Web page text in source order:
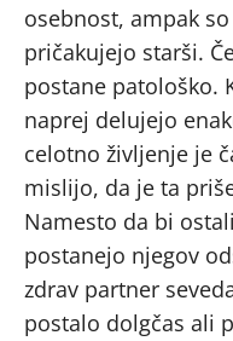
osebnost, ampak
pričakujejo starši.
postane patološko.
naprej delujejo
celotno življenje je
mislijo, da je ta
Namesto da bi
postanejo njegov
zdrav partner
postalo dolgčas ali